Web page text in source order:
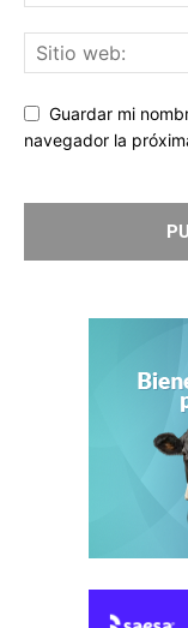
Guardar mi
navegador la